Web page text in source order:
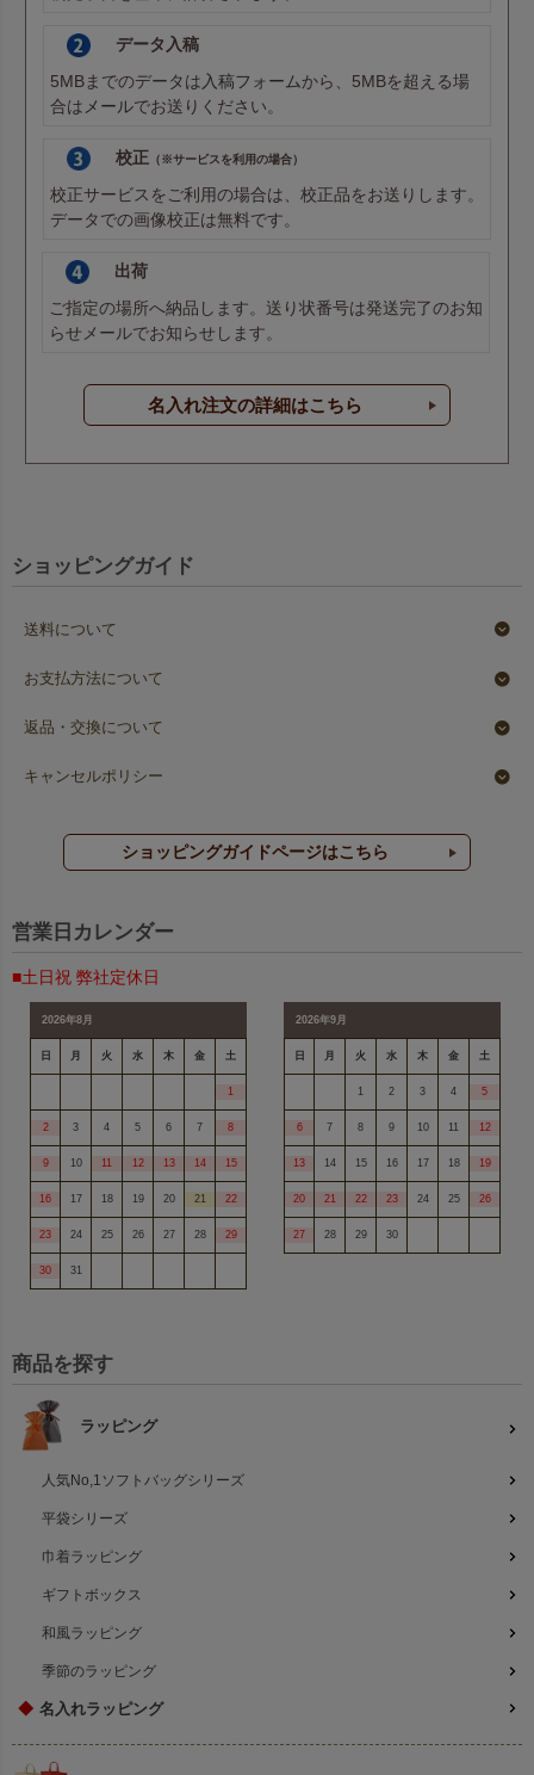
データ入稿
5MBまでのデータは 入稿フォームから、5MBを超える場
合は メールでお送りください。
校正 （※サービスを利用の場合）
校正サービスをご利用の場合は、校正品をお送りします。
データでの画像校正は無料です。
出荷
ご指定の場所へ納品します。送り状番号は発送完了のお知
らせメールでお知らせします。
名入れ注文の詳細はこちら
ショッピングガイド
送料について
お支払方法について
返品・交換について
キャンセルポリシー
ショッピングガイドページはこちら
営業日カレンダー
■土日祝 弊社定休日
2026年8月
日 月 火 水 木 金 土
1
2 3 4 5 6 7 8
9 10 11 12 13 14 15
16 17 18 19 20 21 22
23 24 25 26 27 28 29
30 31
2026年9月
日 月 火 水 木 金 土
1 2 3 4 5
6 7 8 9 10 11 12
13 14 15 16 17 18 19
20 21 22 23 24 25 26
27 28 29 30
商品を探す
ラッピング
人気No,1ソフトバッグシリーズ
平袋シリーズ
巾着ラッピング
ギフトボックス
和風ラッピング
季節のラッピング
◆ 名入れラッピング